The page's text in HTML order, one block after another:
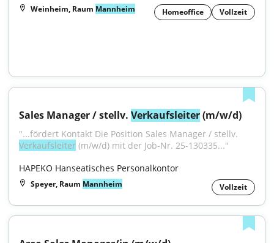
Weinheim, Raum Mannheim Homeoffice Vollzeit
Sales Manager / stellv. Verkaufsleiter (m/w/d)
Verkaufsleiter (m/w/d) mit der Job-Nr. 25-130335..."
HAPEKO Hanseatisches Personalkontor
Speyer, Raum Mannheim Vollzeit